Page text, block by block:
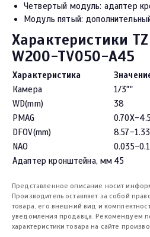
Четвертый модуль: адаптер
Модуль пятый:
Характеристики
W200-TV050-A45
Характеристика
Камера
1/3""
WD(mm)
38
PMAG
0.70X-
DFOV(mm)
8.57-1.33
NAO
0.035-
Адаптер кронштейна, мм 45
Представленное описание носит
Производитель оставляет за собой
товара, его внешний вид и
уведомления продавца. Рекомендуем
характеристики товара на сайте